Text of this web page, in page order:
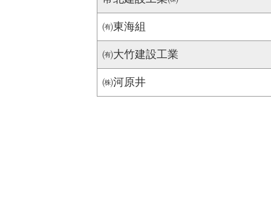
㈲東海組
㈲大竹建設工業
㈱河原井